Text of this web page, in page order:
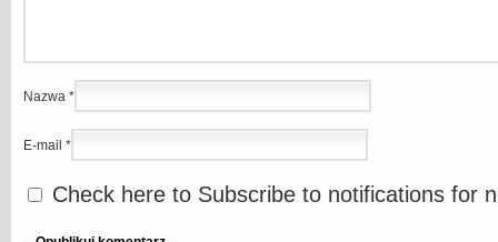
Nazwa *
E-mail *
Check here to Subscribe to notifications for